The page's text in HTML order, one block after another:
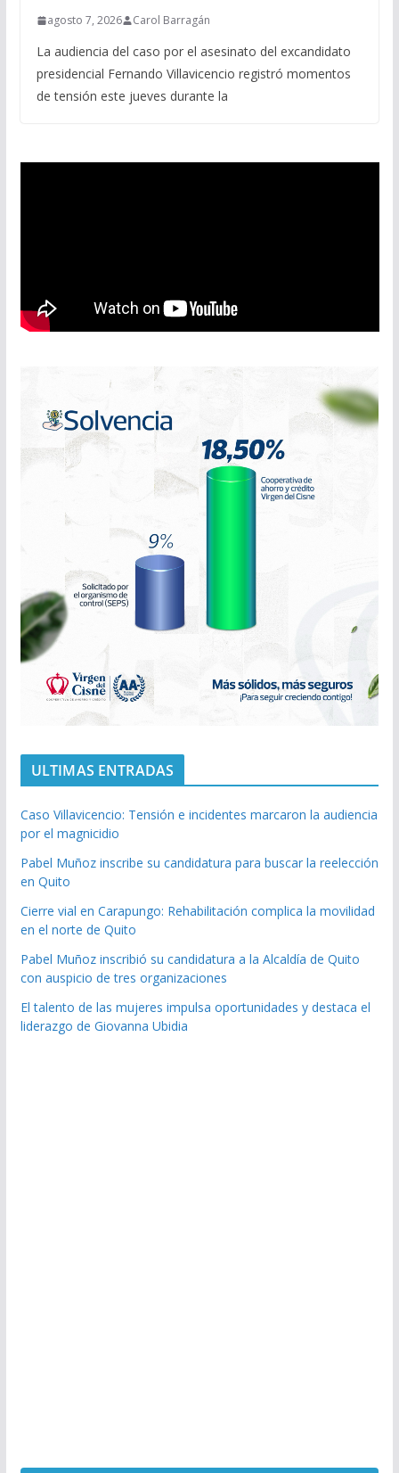
agosto 7, 2026 Carol Barragán
La audiencia del caso por el asesinato del excandidato
presidencial Fernando Villavicencio registró momentos
de tensión este jueves durante la
ULTIMAS ENTRADAS
Caso Villavicencio: Tensión e incidentes marcaron la audiencia
por el magnicidio
Pabel Muñoz inscribe su candidatura para buscar la reelección
en Quito
Cierre vial en Carapungo: Rehabilitación complica la movilidad
en el norte de Quito
Pabel Muñoz inscribió su candidatura a la Alcaldía de Quito
con auspicio de tres organizaciones
El talento de las mujeres impulsa oportunidades y destaca el
liderazgo de Giovanna Ubidia